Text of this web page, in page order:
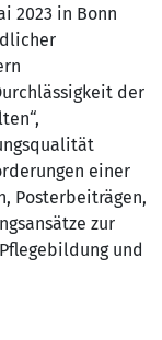
2023 in Bonn
der
einer
Posterbeiträgen,
zur
und